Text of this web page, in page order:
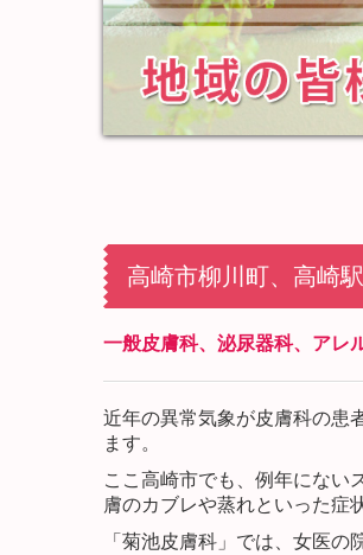
高崎市柳川町、高崎
一般皮膚科、泌尿器科、アレ
近年の異常気象が皮膚科の患
ます。
ここ高崎市でも、例年にない
膚のカブレや蒸れといった症
「菊池皮膚科」では、女医